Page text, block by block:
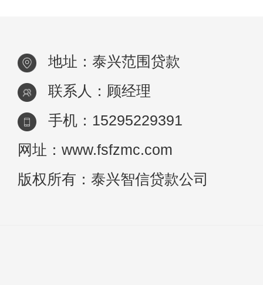
地址：泰兴范围贷款
联系人：顾经理
手机：15295229391
网址：www.fsfzmc.com
版权所有：泰兴智信贷款公司